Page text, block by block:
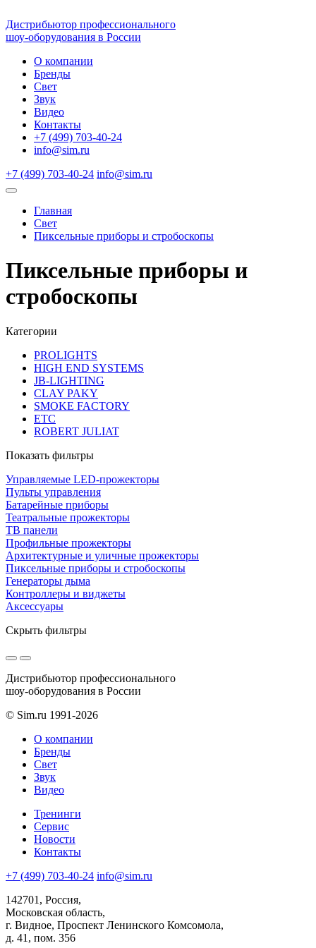
Дистрибьютор профессионального
шоу-оборудования в России
О компании
Бренды
Свет
Звук
Видео
Контакты
+7 (499) 703-40-24
info@sim.ru
+7 (499) 703-40-24 info@sim.ru
Главная
Свет
Пиксельные приборы и стробоскопы
Пиксельные приборы и
стробоскопы
Категории
PROLIGHTS
HIGH END SYSTEMS
JB-LIGHTING
CLAY PAKY
SMOKE FACTORY
ETC
ROBERT JULIAT
Показать фильтры
Управляемые LED-прожекторы
Пульты управления
Батарейные приборы
Театральные прожекторы
ТВ панели
Профильные прожекторы
Архитектурные и уличные прожекторы
Пиксельные приборы и стробоскопы
Генераторы дыма
Контроллеры и виджеты
Аксессуары
Скрыть фильтры
Дистрибьютор профессионального
шоу-оборудования в России
© Sim.ru 1991-2026
О компании
Бренды
Свет
Звук
Видео
Тренинги
Сервис
Новости
Контакты
+7 (499) 703-40-24 info@sim.ru
142701, Россия,
Московская область,
г. Видное, Проспект Ленинского Комсомола,
д. 41, пом. 356